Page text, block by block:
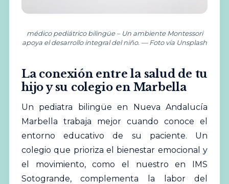
médico pediátrico bilingüe – Un ambiente Montessori
apoya el desarrollo integral del niño. — Foto vía Unsplash
La conexión entre la salud de tu
hijo y su colegio en Marbella
Un pediatra bilingüe en Nueva Andalucía
Marbella trabaja mejor cuando conoce el
entorno educativo de su paciente. Un
colegio que prioriza el bienestar emocional y
el movimiento, como el nuestro en IMS
Sotogrande, complementa la labor del